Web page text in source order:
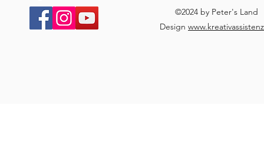
©2024 by Peter's Land
Design